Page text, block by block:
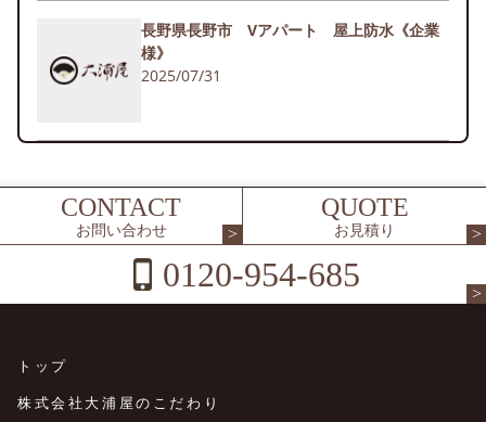
長野県長野市 Vアパート 屋上防水《企業
様》
2025/07/31
CONTACT
お問い合わせ
QUOTE
お見積り
0120-954-685
トップ
株式会社大浦屋のこだわり